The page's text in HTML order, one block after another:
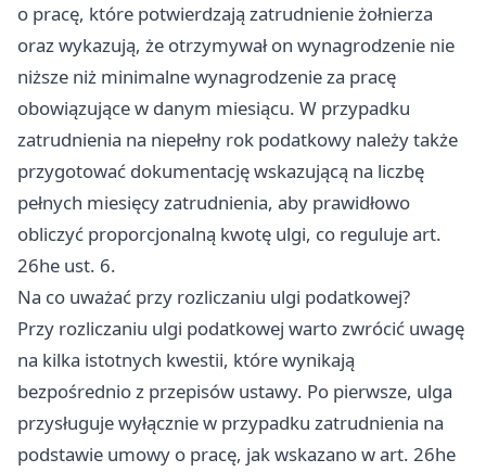
o pracę, które potwierdzają zatrudnienie żołnierza
oraz wykazują, że otrzymywał on wynagrodzenie nie
niższe niż minimalne wynagrodzenie za pracę
obowiązujące w danym miesiącu. W przypadku
zatrudnienia na niepełny rok podatkowy należy także
przygotować dokumentację wskazującą na liczbę
pełnych miesięcy zatrudnienia, aby prawidłowo
obliczyć proporcjonalną kwotę ulgi, co reguluje art.
26he ust. 6.
Na co uważać przy rozliczaniu ulgi podatkowej?
Przy rozliczaniu ulgi podatkowej warto zwrócić uwagę
na kilka istotnych kwestii, które wynikają
bezpośrednio z przepisów ustawy. Po pierwsze, ulga
przysługuje wyłącznie w przypadku zatrudnienia na
podstawie umowy o pracę, jak wskazano w art. 26he